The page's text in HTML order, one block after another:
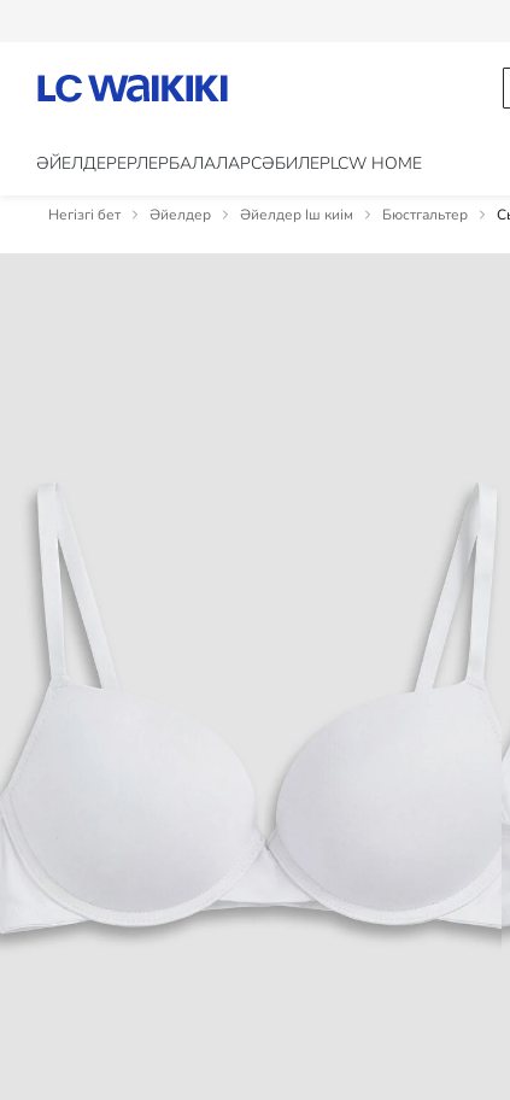
ӘЙЕЛДЕРЕРЛЕРБАЛАЛАРCӘБИЛЕРLCW HOME
Негізгі бет Әйелдер Әйелдер Іш киім Бюстгальтер